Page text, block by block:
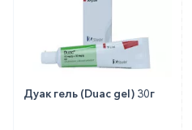
Дуак гель (Duac gel) 30г